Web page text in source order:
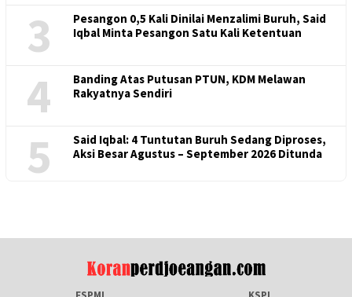
3
Pesangon 0,5 Kali Dinilai Menzalimi Buruh, Said
Iqbal Minta Pesangon Satu Kali Ketentuan
4
Banding Atas Putusan PTUN, KDM Melawan
Rakyatnya Sendiri
5
Said Iqbal: 4 Tuntutan Buruh Sedang Diproses,
Aksi Besar Agustus – September 2026 Ditunda